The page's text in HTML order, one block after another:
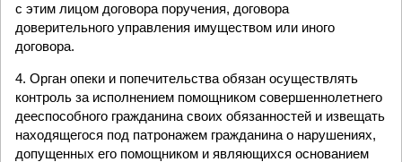
с этим лицом договора поручения, договора
доверительного управления имуществом или иного
договора.
4. Орган опеки и попечительства обязан осуществлять
контроль за исполнением помощником совершеннолетнего
дееспособного гражданина своих обязанностей и извещать
находящегося под патронажем гражданина о нарушениях,
допущенных его помощником и являющихся основанием